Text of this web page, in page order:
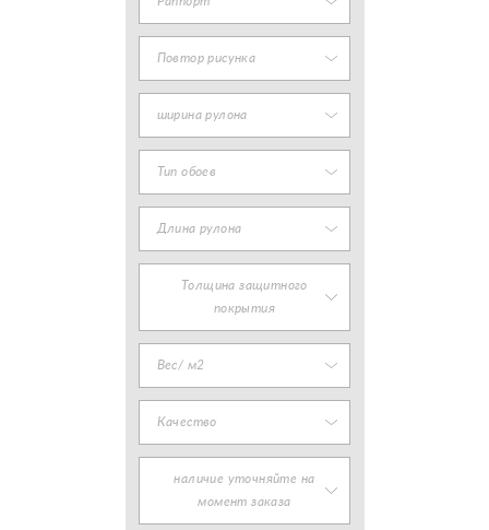
Повтор рисунка
ширина рулона
Тип обоев
Длина рулона
Толщина защитного
покрытия
Вес/ м2
Качество
наличие уточняйте на
момент заказа